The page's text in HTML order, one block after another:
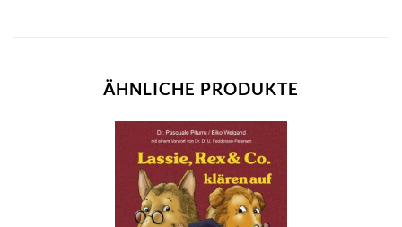
ÄHNLICHE PRODUKTE